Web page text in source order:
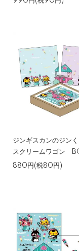
ジンギスカンのジン
スクリームワゴン
880円(税80円)